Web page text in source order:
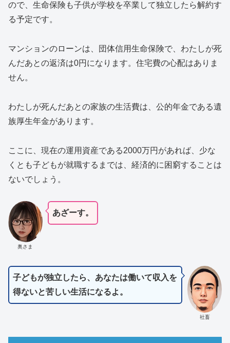
ので、生命保険も子供が学校を卒業して独立したら解約す
る予定です。
マンションのローンは、団体信用生命保険で、わたしが死
んだあとの返済は0円になります。住宅費の心配はありま
せん。
わたしが死んだあとの家族の生活費は、公的年金である遺
族厚生年金があります。
ここに、現在の運用資産である2000万円があれば、少な
くとも子どもが就職するまでは、経済的に困窮することは
ないでしょう。
奥さま
あざーす。
社畜
子どもが独立したら、あなたは働いて収入を
得ないと苦しい生活になるよ。